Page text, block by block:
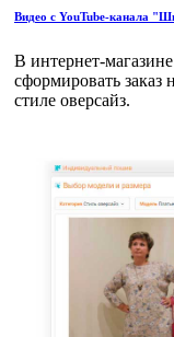
Видео с YouTube-канала
В интернет-
сформировать
стиле оверсайз.